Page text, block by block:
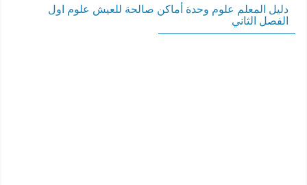
دليل المعلم علوم وحدة أماكن صالحة للعيش علوم اول
الفصل الثاني